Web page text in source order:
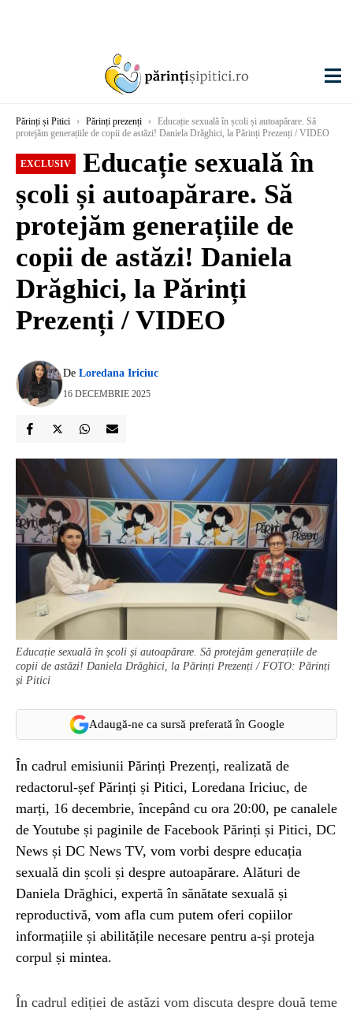
Părinți și Pitici › Părinți prezenți ›
Educație sexuală în școli și autoapărare. Să
protejăm generațiile de copii de astăzi! Daniela Drăghici, la Părinți Prezenți / VIDEO
EXCLUSIV
Educație sexuală în
școli și autoapărare. Să
protejăm generațiile de
copii de astăzi! Daniela
Drăghici, la Părinți
Prezenți / VIDEO
De Loredana Iriciuc
16 DECEMBRIE 2025
Educație sexuală în școli și autoapărare. Să protejăm generațiile de
copii de astăzi! Daniela Drăghici, la Părinți Prezenți / FOTO: Părinți
și Pitici
Adaugă-ne ca sursă preferată în Google
În cadrul emisiunii Părinți Prezenți, realizată de
redactorul-șef Părinți și Pitici, Loredana Iriciuc, de
marți, 16 decembrie, începând cu ora 20:00, pe canalele
de Youtube și paginile de Facebook Părinți și Pitici, DC
News și DC News TV, vom vorbi despre educația
sexuală din școli și despre autoapărare. Alături de
Daniela Drăghici, expertă în sănătate sexuală și
reproductivă, vom afla cum putem oferi copiilor
informațiile și abilitățile necesare pentru a-și proteja
corpul și mintea.
În cadrul ediției de astăzi vom discuta despre două teme